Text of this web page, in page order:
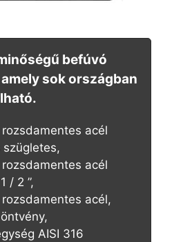
befúvó
sok országban
rozsdamentes acél
szügletes,
rozsdamentes acél
/ 2 ”,
rozsdamentes acél,
AISI 316